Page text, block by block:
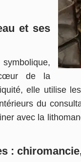
et ses
cœur de la
elle utilise
du
avec la
: